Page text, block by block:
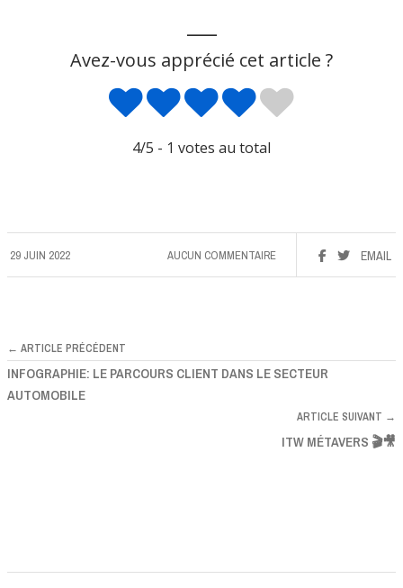
Avez-vous apprécié cet article ?
4/5 - 1 votes au total
29 JUIN 2022 EMAIL
AUCUN COMMENTAIRE
← ARTICLE PRÉCÉDENT
INFOGRAPHIE: LE PARCOURS CLIENT DANS LE SECTEUR
AUTOMOBILE
ARTICLE SUIVANT →
ITW MÉTAVERS 🎬🎥